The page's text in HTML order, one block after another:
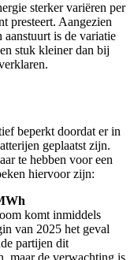
sterker variëren per
presteert. Aangezien
is de variatie
stuk kleiner dan bij
beperkt doordat er in
geplaatst zijn.
te hebben voor een
hiervoor zijn:
komt inmiddels
van 2025 het geval
partijen dit